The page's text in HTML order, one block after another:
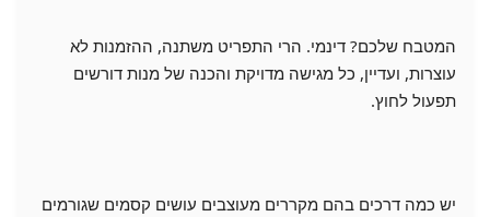
המטבח שלכם? דינמי. הרי התפריט משתנה, ההזמנות לא
עוצרות, ועדיין, כל מגישה מדויקת והכנה של מנות דורשים
תפעול לחוץ.
יש כמה דרכים בהם מקררים מעוצבים עושים קסמים שגורמים